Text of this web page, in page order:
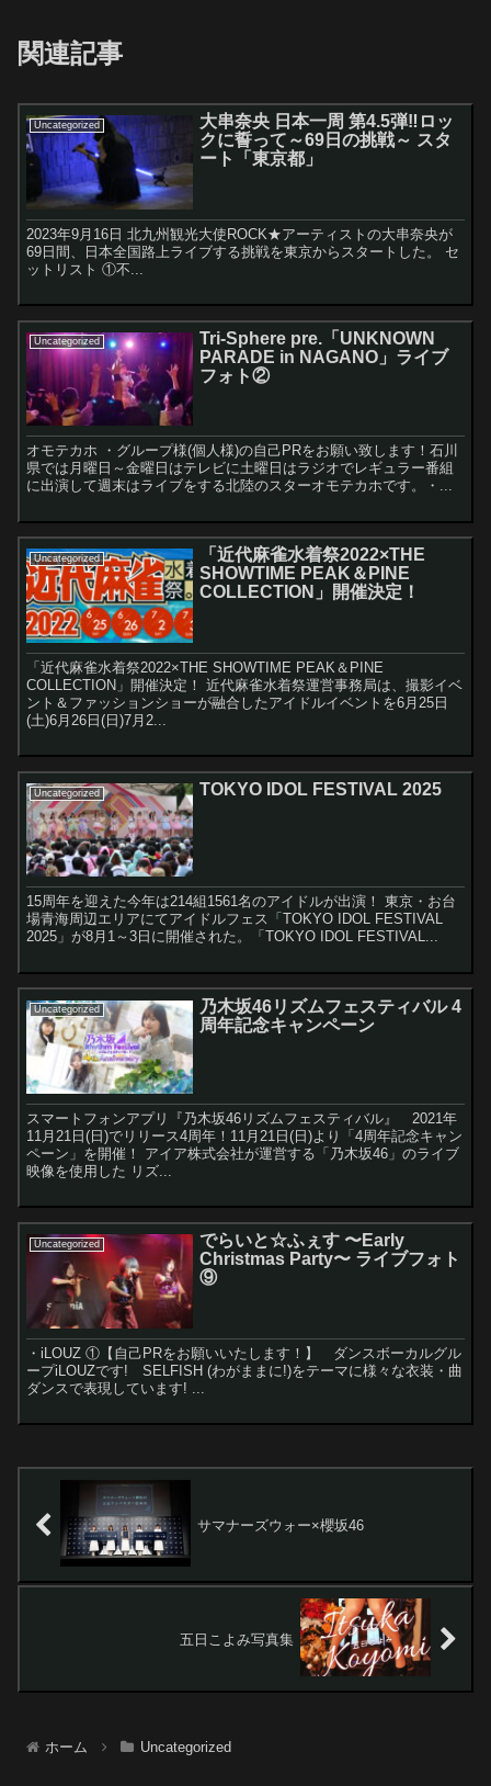
関連記事
Uncategorized
大串奈央 日本一周 第4.5弾‼︎ロッ
クに誓って～69日の挑戦～ スタ
ート「東京都」
2023年9月16日 北九州観光大使ROCK★アーティストの大串奈央が
69日間、日本全国路上ライブする挑戦を東京からスタートした。 セ
ットリスト ①不...
Uncategorized
Tri-Sphere pre.「UNKNOWN
PARADE in NAGANO」ライブ
フォト②
オモテカホ ・グループ様(個人様)の自己PRをお願い致します！石川
県では月曜日～金曜日はテレビに土曜日はラジオでレギュラー番組
に出演して週末はライブをする北陸のスターオモテカホです。・...
Uncategorized
「近代麻雀水着祭2022×THE
SHOWTIME PEAK＆PINE
COLLECTION」開催決定！
「近代麻雀水着祭2022×THE SHOWTIME PEAK＆PINE
COLLECTION」開催決定！ 近代麻雀水着祭運営事務局は、撮影イベ
ント＆ファッションショーが融合したアイドルイベントを6月25日
(土)6月26日(日)7月2...
Uncategorized TOKYO IDOL FESTIVAL 2025
15周年を迎えた今年は214組1561名のアイドルが出演！ 東京・お台
場青海周辺エリアにてアイドルフェス「TOKYO IDOL FESTIVAL
2025」が8月1～3日に開催された。「TOKYO IDOL FESTIVAL...
Uncategorized
乃木坂46リズムフェスティバル 4
周年記念キャンペーン
スマートフォンアプリ『乃木坂46リズムフェスティバル』 2021年
11月21日(日)でリリース4周年！11月21日(日)より「4周年記念キャン
ペーン」を開催！ アイア株式会社が運営する「乃木坂46」のライブ
映像を使用した リズ...
Uncategorized
でらいと☆ふぇす 〜Early
Christmas Party〜 ライブフォト
⑨
・iLOUZ ①【自己PRをお願いいたします！】 ダンスボーカルグル
ープiLOUZです! SELFISH (わがままに!)をテーマに様々な衣装・曲
ダンスで表現しています! ...
サマナーズウォー×櫻坂46
五日こよみ写真集
ホーム Uncategorized